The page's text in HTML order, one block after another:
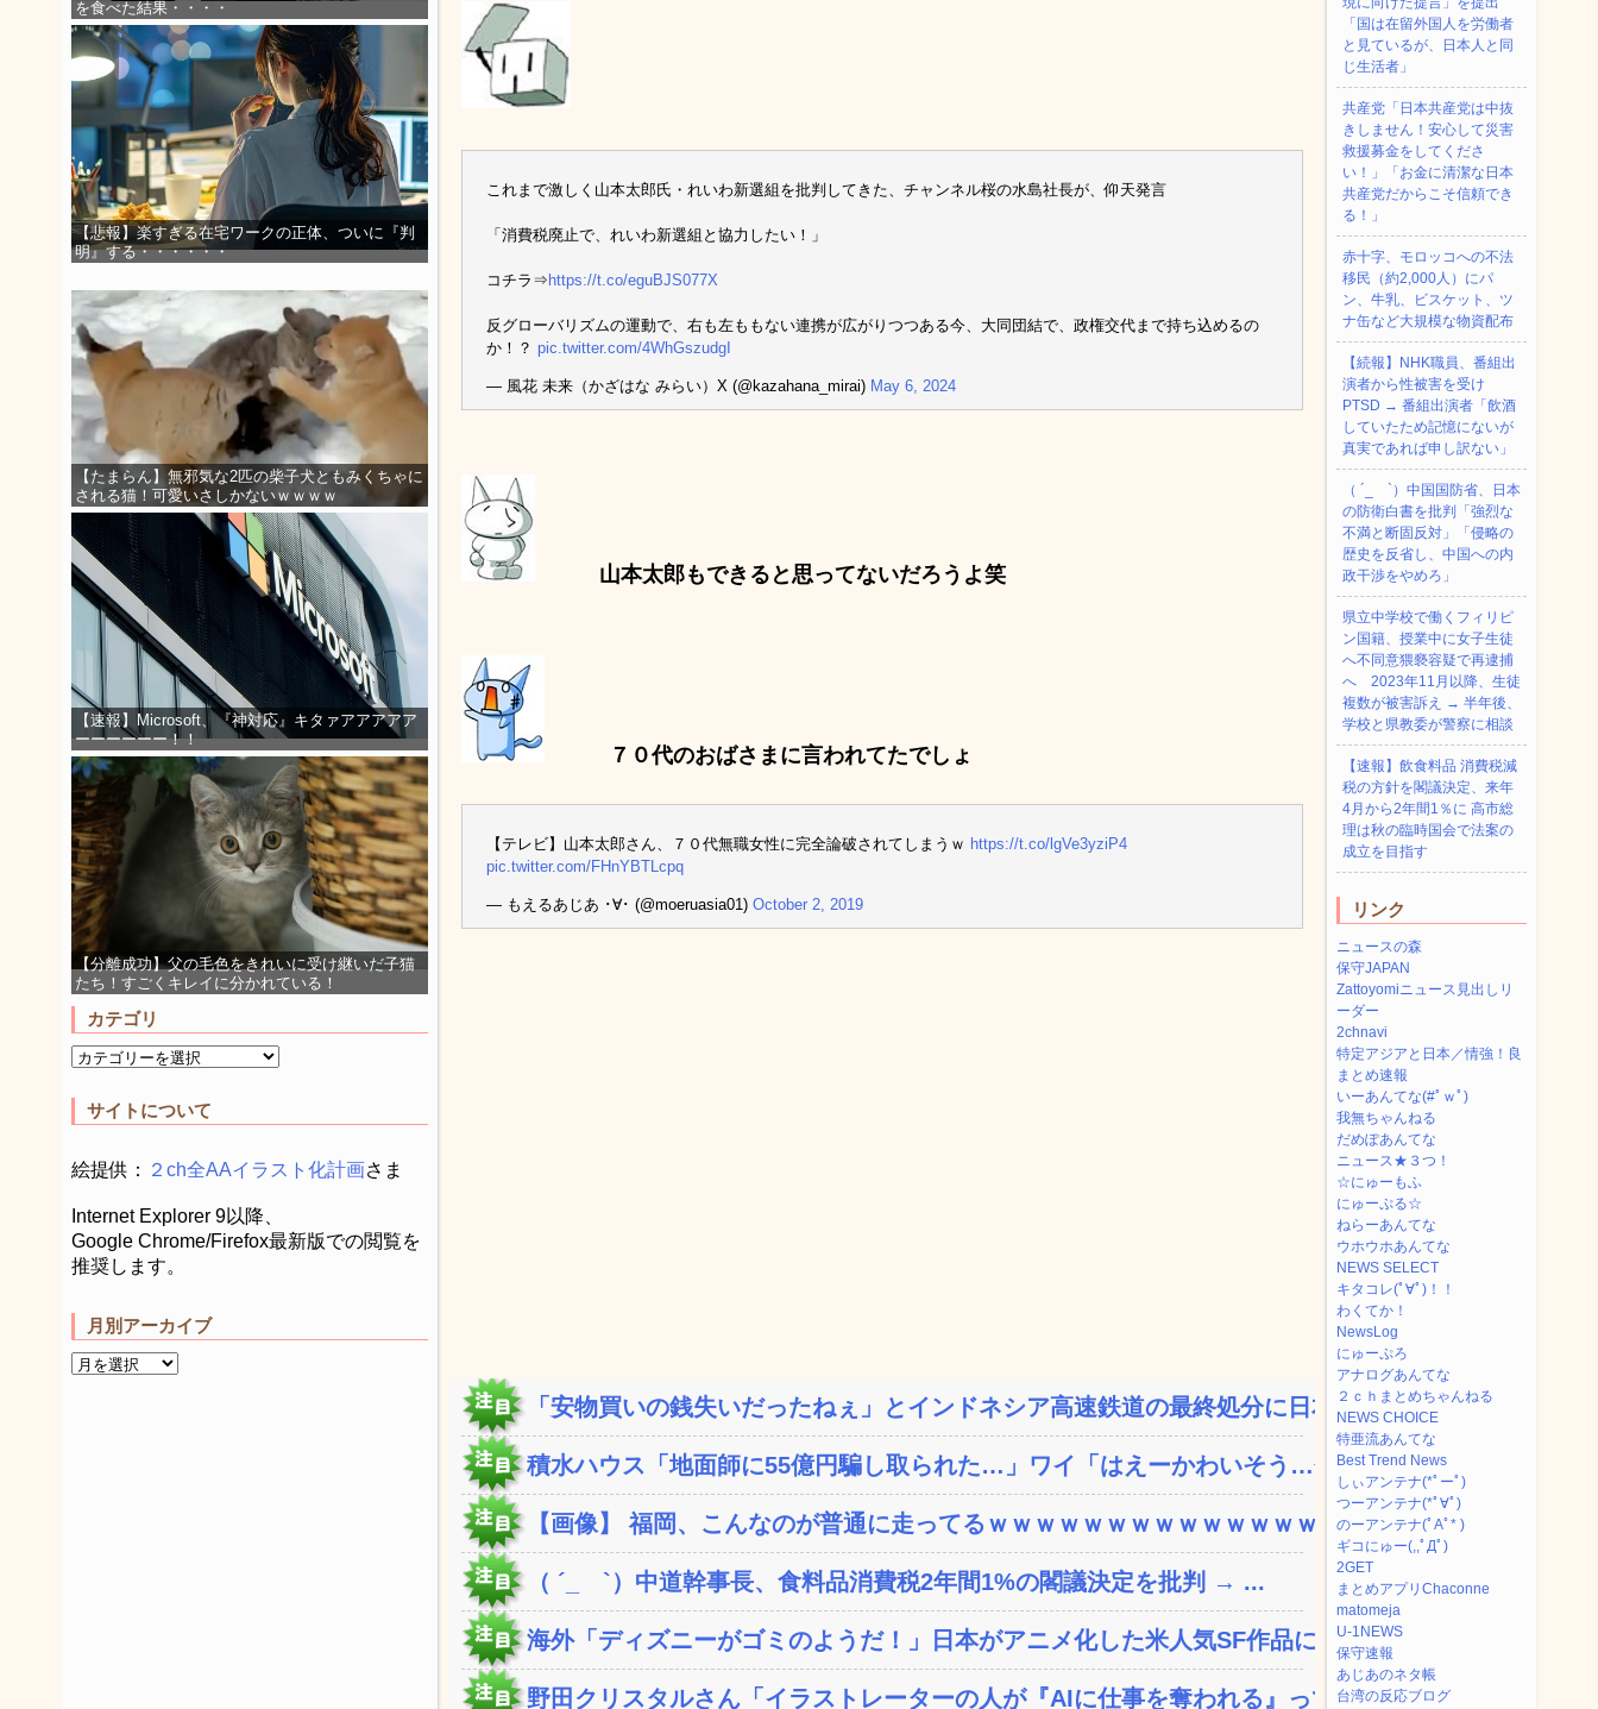
を食べた結果・・・・
【悲報】楽すぎる在宅ワークの正体、ついに『判
明』する・・・・・・
【たまらん】無邪気な2匹の柴子犬ともみくちゃに
される猫！可愛いさしかないｗｗｗｗ
【速報】Microsoft、『神対応』キタァアアアアア
ーーーーーー！！
【分離成功】父の毛色をきれいに受け継いだ子猫
たち！すごくキレイに分かれている！
カテゴリ
サイトについて
絵提供： ２ch全AAイラスト化計画さま
Internet Explorer 9以降、
Google Chrome/Firefox最新版での閲覧を
推奨します。
月別アーカイブ
これまで激しく山本太郎氏・れいわ新選組を批判してきた、チャンネル桜の水島社長が、仰天発言
「消費税廃止で、れいわ新選組と協力したい！」
コチラ⇒https://t.co/eguBJS077X
反グローバリズムの運動で、右も左ももない連携が広がりつつある今、大同団結で、政権交代まで持ち込めるの
か！？ pic.twitter.com/4WhGszudgI
— 風花 未来（かざはな みらい）X (@kazahana_mirai) May 6, 2024
山本太郎もできると思ってないだろうよ笑
７０代のおばさまに言われてたでしょ
【テレビ】山本太郎さん、７０代無職女性に完全論破されてしまうｗ https://t.co/lgVe3yziP4
pic.twitter.com/FHnYBTLcpq
— もえるあじあ ･∀･ (@moeruasia01) October 2, 2019
「安物買いの銭失いだったねぇ」とインドネシア高速鉄道の最終処分に日本側...
積水ハウス「地面師に55億円騙し取られた…」ワイ「はえーかわいそう…会...
【画像】 福岡、こんなのが普通に走ってるｗｗｗｗｗｗｗｗｗｗｗｗｗｗｗ...
（ ´_ゝ`）中道幹事長、食料品消費税2年間1%の閣議決定を批判 → ...
海外「ディズニーがゴミのようだ！」日本がアニメ化した米人気SF作品に絶...
野田クリスタルさん「イラストレーターの人が『AIに仕事を奪われる』って...
「国は在留外国人を労働者
と見ているが、日本人と同
じ生活者」
共産党「日本共産党は中抜
きしません！安心して災害
救援募金をしてくださ
い！」「お金に清潔な日本
共産党だからこそ信頼でき
る！」
赤十字、モロッコへの不法
移民（約2,000人）にパ
ン、牛乳、ビスケット、ツ
ナ缶など大規模な物資配布
【続報】NHK職員、番組出
演者から性被害を受け
PTSD → 番組出演者「飲酒
していたため記憶にないが
真実であれば申し訳ない」
（ ´_ゝ`）中国国防省、日本
の防衛白書を批判「強烈な
不満と断固反対」「侵略の
歴史を反省し、中国への内
政干渉をやめろ」
県立中学校で働くフィリピ
ン国籍、授業中に女子生徒
へ不同意猥褻容疑で再逮捕
へ 2023年11月以降、生徒
複数が被害訴え → 半年後、
学校と県教委が警察に相談
【速報】飲食料品 消費税減
税の方針を閣議決定、来年
4月から2年間1％に 高市総
理は秋の臨時国会で法案の
成立を目指す
リンク
ニュースの森
保守JAPAN
Zattoyomiニュース見出しリ
ーダー
2chnavi
特定アジアと日本／情強！良
まとめ速報
いーあんてな(#ﾟｗﾟ)
我無ちゃんねる
だめぽあんてな
ニュース★３つ！
☆にゅーもふ
にゅーぷる☆
ねらーあんてな
ウホウホあんてな
NEWS SELECT
キタコレ(ﾟ∀ﾟ)！！
わくてか！
NewsLog
にゅーぷろ
アナログあんてな
２ｃｈまとめちゃんねる
NEWS CHOICE
特亜流あんてな
Best Trend News
しぃアンテナ(*ﾟーﾟ)
つーアンテナ(*ﾟ∀ﾟ)
のーアンテナ(ﾟAﾟ* )
ギコにゅー(,,ﾟДﾟ)
2GET
まとめアプリChaconne
matomeja
U-1NEWS
保守速報
あじあのネタ帳
台湾の反応ブログ